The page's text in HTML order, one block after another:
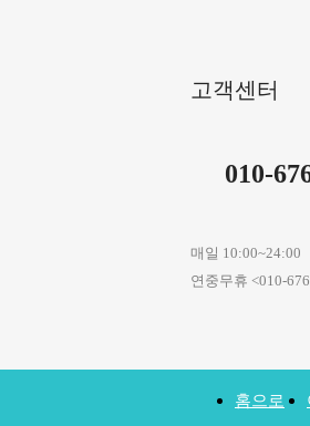
고객센터
010-
매일 10:00~24:00
연중무휴 <010-
홈으로